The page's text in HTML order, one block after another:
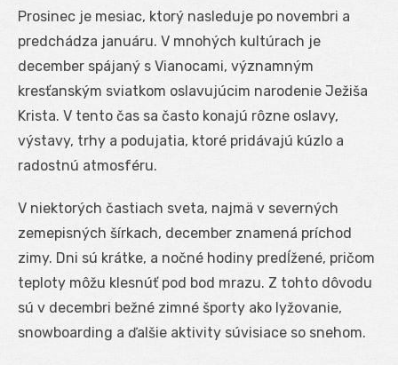
Prosinec je mesiac, ktorý nasleduje po novembri a
predchádza januáru. V mnohých kultúrach je
december spájaný s Vianocami, významným
kresťanským sviatkom oslavujúcim narodenie Ježiša
Krista. V tento čas sa často konajú rôzne oslavy,
výstavy, trhy a podujatia, ktoré pridávajú kúzlo a
radostnú atmosféru.
V niektorých častiach sveta, najmä v severných
zemepisných šírkach, december znamená príchod
zimy. Dni sú krátke, a nočné hodiny predĺžené, pričom
teploty môžu klesnúť pod bod mrazu. Z tohto dôvodu
sú v decembri bežné zimné športy ako lyžovanie,
snowboarding a ďalšie aktivity súvisiace so snehom.